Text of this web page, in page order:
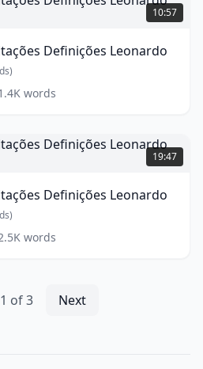
10:57
words
19:47
words
1 of3 Next